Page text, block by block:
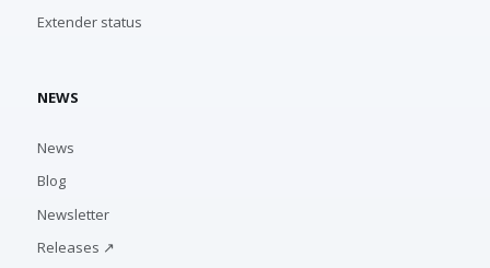
Extender status
NEWS
News
Blog
Newsletter
Releases ↗